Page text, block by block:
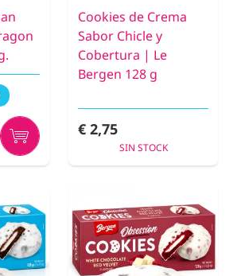
Cookies de Crema
Sabor Chicle y
Cobertura | Le
Bergen 128 g
€ 2,75
SIN STOCK